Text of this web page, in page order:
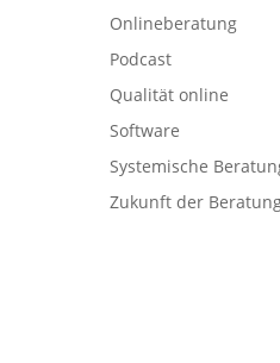
Onlineberatung
Podcast
Qualität online
Software
Systemische
Zukunft der